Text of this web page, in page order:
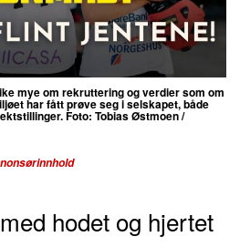
mye om rekruttering og verdier som om
har fått prøve seg i selskapet, både
Foto: Tobias Østmoen/
hodet og hjertet